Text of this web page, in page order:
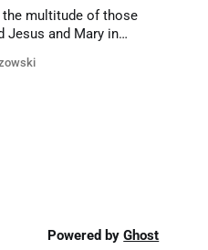
the multitude of those
Jesus and Mary in
they see God
Powered byGhost